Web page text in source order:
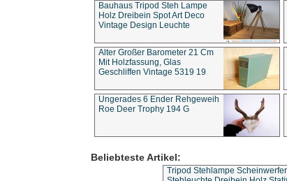
Bauhaus Tripod Steh Lampe
Holz Dreibein Spot Art Deco
Vintage Design Leuchte
Alter Großer Barometer 21 Cm
Mit Holzfassung, Glas
Geschliffen Vintage 5319 19
Ungerades 6 Ender Rehgeweih
Roe Deer Trophy 194 G
Beliebteste Artikel:
Tripod Stehlampe Scheinwerfer